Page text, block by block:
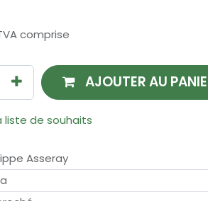
comprise
AJOUTER AU
liste de souhaits
Asseray